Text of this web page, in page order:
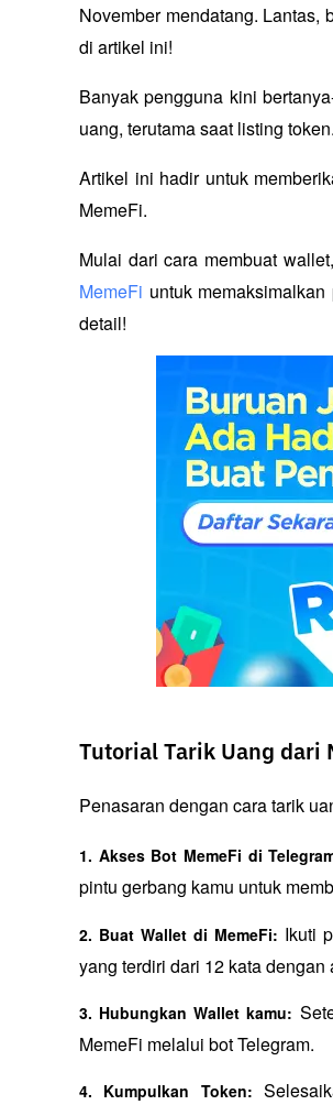
November mendatang.
di artikel ini!
Banyak pengguna kini
uang, terutama saat listing token.
Artikel ini hadir untuk
MemeFi.
Mulai dari cara membuat
MemeFi untuk
detail!
Tutorial Tarik Uang dari
Penasaran dengan cara tarik
1. Akses Bot MemeFi di
pintu gerbang kamu untuk
2. Buat Wallet di MemeFi: Ikuti
yang terdiri dari 12 kata
3. Hubungkan Wallet kamu:
MemeFi melalui bot Telegram.
4. Kumpulkan Token: